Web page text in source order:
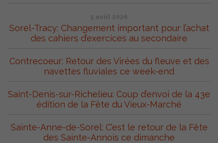
5 août 2026
Sorel-Tracy: Changement important pour l’achat
des cahiers d’exercices au secondaire
Contrecoeur: Retour des Virées du fleuve et des
navettes fluviales ce week-end
Saint-Denis-sur-Richelieu: Coup d’envoi de la 43e
édition de la Fête du Vieux-Marché
Sainte-Anne-de-Sorel: C’est le retour de la Fête
des Sainte-Annois ce dimanche